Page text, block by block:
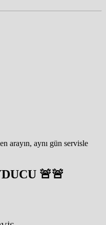
arayın, aynı gün servisle
🚨🚨